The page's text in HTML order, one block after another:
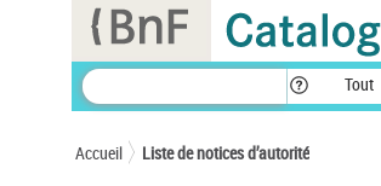
Tout
Accueil Liste de notices d’autorité
Panneau de gestion des cookies